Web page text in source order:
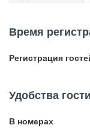
Время
Регистрация
Удобства
В номерах